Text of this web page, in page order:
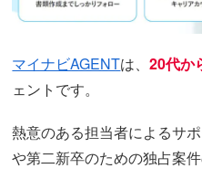
マイナビAGENTは、20代か
ェントです。
熱意のある担当者によるサ
や第二新卒のための独占案